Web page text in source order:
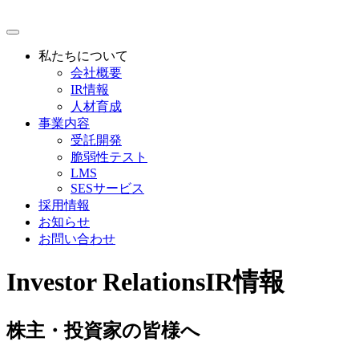
私たちについて
会社概要
IR情報
人材育成
事業内容
受託開発
脆弱性テスト
LMS
SESサービス
採用情報
お知らせ
お問い合わせ
Investor RelationsIR情報
株主・投資家の皆様へ